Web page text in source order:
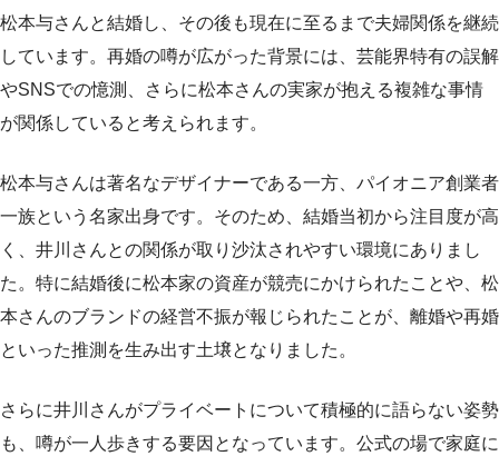
松本与さんと結婚し、その後も現在に至るまで夫婦関係を継続
しています。再婚の噂が広がった背景には、芸能界特有の誤解
やSNSでの憶測、さらに松本さんの実家が抱える複雑な事情
が関係していると考えられます。
松本与さんは著名なデザイナーである一方、パイオニア創業者
一族という名家出身です。そのため、結婚当初から注目度が高
く、井川さんとの関係が取り沙汰されやすい環境にありまし
た。特に結婚後に松本家の資産が競売にかけられたことや、松
本さんのブランドの経営不振が報じられたことが、離婚や再婚
といった推測を生み出す土壌となりました。
さらに井川さんがプライベートについて積極的に語らない姿勢
も、噂が一人歩きする要因となっています。公式の場で家庭に